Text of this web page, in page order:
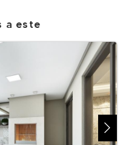
a este